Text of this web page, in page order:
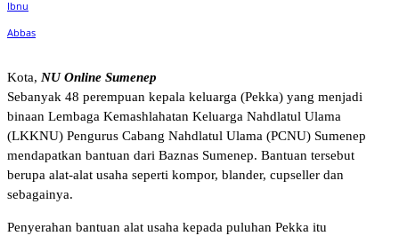
Kota, NU Online Sumenep
Sebanyak 48 perempuan kepala keluarga (Pekka) yang menjadi
binaan Lembaga Kemashlahatan Keluarga Nahdlatul Ulama
(LKKNU) Pengurus Cabang Nahdlatul Ulama (PCNU) Sumenep
mendapatkan bantuan dari Baznas Sumenep. Bantuan tersebut
berupa alat-alat usaha seperti kompor, blander, cupseller dan
sebagainya.
Penyerahan bantuan alat usaha kepada puluhan Pekka itu